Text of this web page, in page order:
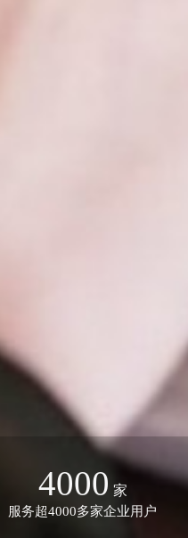
4000 家
服务超4000多家企业用户